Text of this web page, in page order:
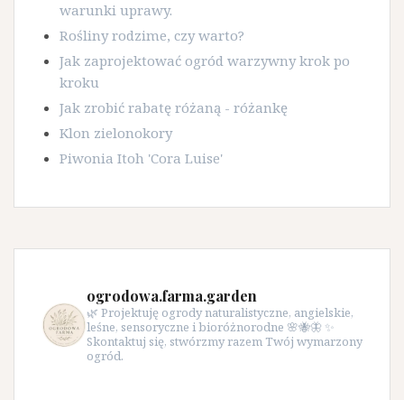
warunki uprawy.
Rośliny rodzime, czy warto?
Jak zaprojektować ogród warzywny krok po
kroku
Jak zrobić rabatę różaną - różankę
Klon zielonokory
Piwonia Itoh 'Cora Luise'
ogrodowa.farma.garden
🌿 Projektuję ogrody naturalistyczne, angielskie,
leśne, sensoryczne i bioróżnorodne 🌸🐝🦋 ✨
Skontaktuj się, stwórzmy razem Twój wymarzony
ogród.